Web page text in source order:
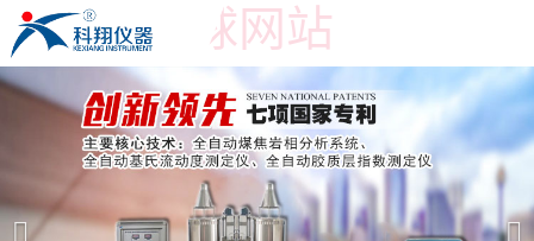
世界杯押球网站
世界杯押球网站
产品展示 ＞
焦炭高温性能检测系统
公司简介